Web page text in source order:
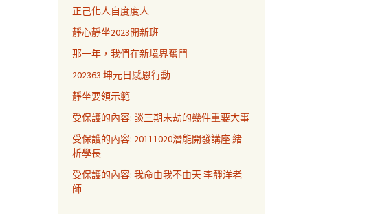
正己化人自度度人
靜心靜坐2023開新班
那一年，我們在新境界奮鬥
202363 坤元日感恩行動
靜坐要領示範
受保護的內容: 談三期末劫的幾件重要大事
受保護的內容: 20111020潛能開發講座 緒
析學長
受保護的內容: 我命由我不由天 李靜洋老
師